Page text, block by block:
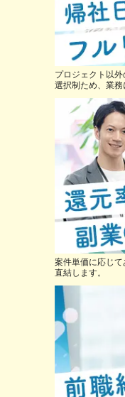
プロジェクト以
選択制ため、業
案件単価に応じ
直結します。